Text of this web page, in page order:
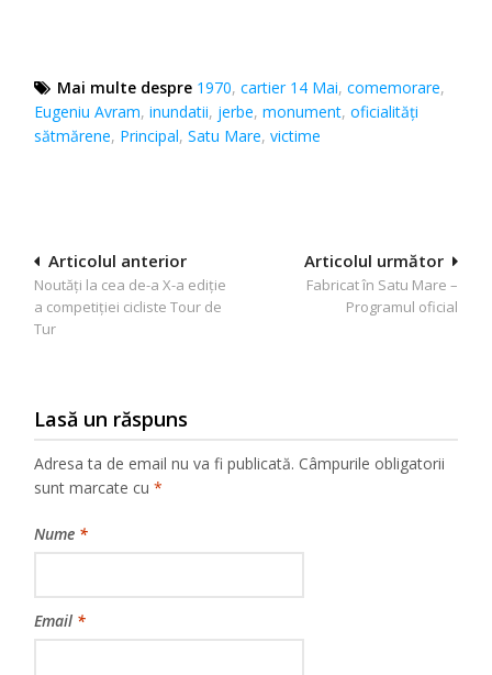
Mai multe despre 1970,cartier 14 Mai,comemorare,
Eugeniu Avram,inundatii, jerbe,monument,oficialități
sătmărene, Principal,Satu Mare,victime
Navigare
în
articole
Articolul următor
Fabricat în Satu Mare –
Programul oficial
Articolul anterior
Noutăți la cea de-a X-a ediție
a competiției cicliste Tour de
Tur
Lasă un răspuns
Adresa ta de email nu va fi publicată. Câmpurile obligatorii
sunt marcate cu*
Nume *
Email *